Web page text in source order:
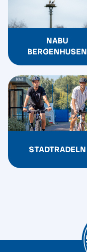
NABU
BERGENHUSEN
STADTRADELN